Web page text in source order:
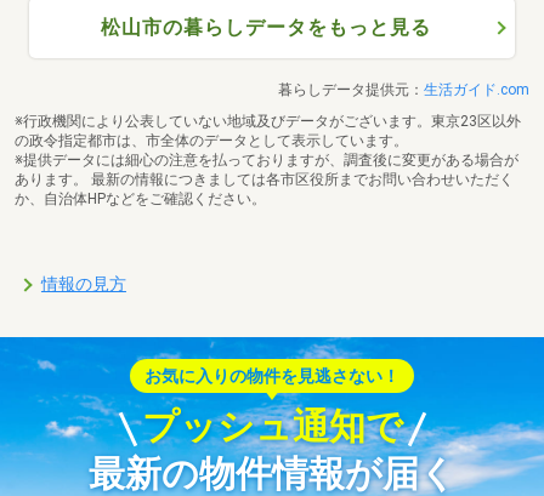
松山市の暮らしデータをもっと見る
暮らしデータ提供元： 生活ガイド.com
※行政機関により公表していない地域及びデータがございます。東京23区以外
の政令指定都市は、市全体のデータとして表示しています。
※提供データには細心の注意を払っておりますが、調査後に変更がある場合が
あります。 最新の情報につきましては各市区役所までお問い合わせいただく
か、自治体HPなどをご確認ください。
情報の見方
お気に入りの物件を見逃さない！
プッシュ通知で
最新の物件情報が届く